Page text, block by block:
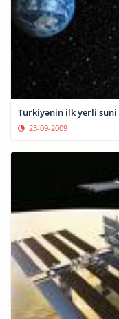
Türkiyənin ilk yerli süni
23-09-2009